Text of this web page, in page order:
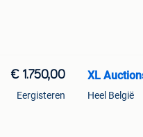
€ 1.750,00
Eergisteren
XL
Heel België